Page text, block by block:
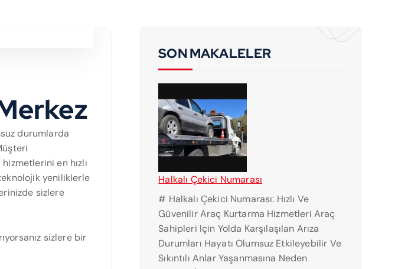
durumlarda
hizmetlerini en hızlı
yeniliklerle
sizlere
sizlere bir
SON MAKALELER
Halkalı Çekici Numarası
# Halkalı Çekici Numarası: Hızlı Ve
Güvenilir Araç Kurtarma Hizmetleri Araç
Sahipleri Için Yolda Karşılaşılan Arıza
Durumları Hayatı Olumsuz Etkileyebilir Ve
Sıkıntılı Anlar Yaşanmasına Neden